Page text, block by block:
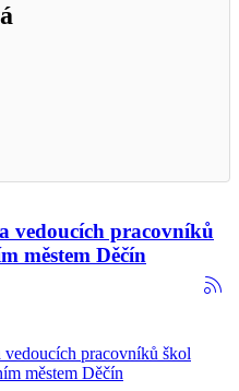
vedoucích pracovníků
městem Děčín